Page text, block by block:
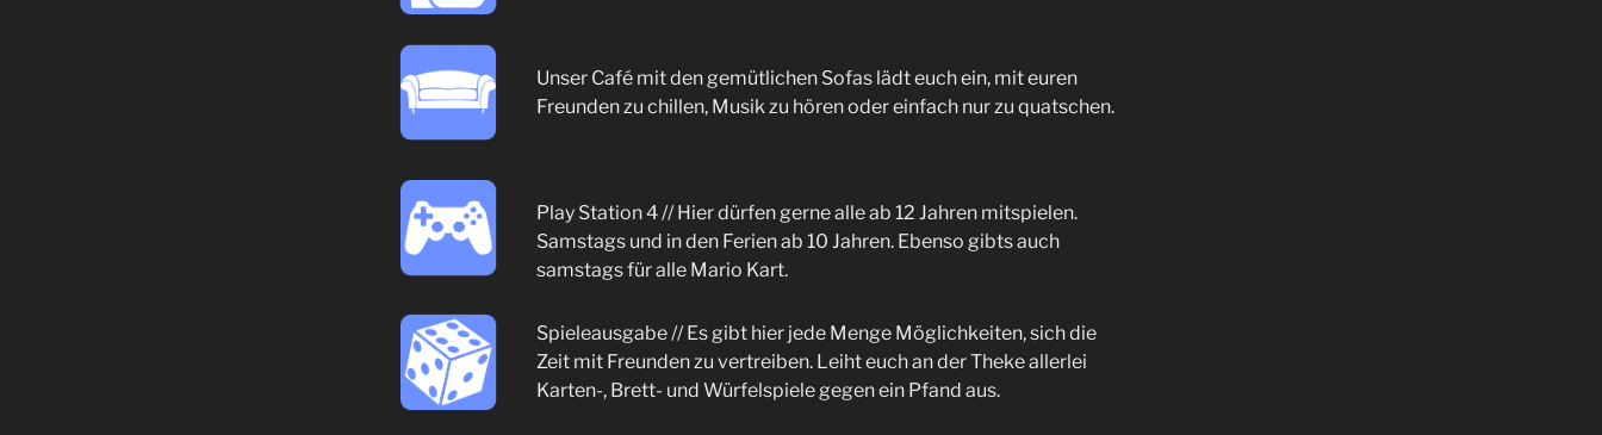
Unser Café mit den gemütlichen Sofas lädt euch ein, mit euren
Freunden zu chillen, Musik zu hören oder einfach nur zu quatschen.
Play Station 4 // Hier dürfen gerne alle ab 12 Jahren mitspielen.
Samstags und in den Ferien ab 10 Jahren. Ebenso gibts auch
samstags für alle Mario Kart.
Spieleausgabe // Es gibt hier jede Menge Möglichkeiten, sich die
Zeit mit Freunden zu vertreiben. Leiht euch an der Theke allerlei
Karten-, Brett- und Würfelspiele gegen ein Pfand aus.